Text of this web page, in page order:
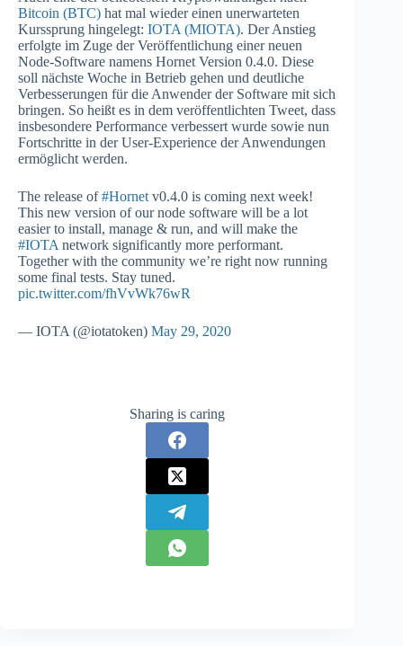
Bitcoin (BTC) hat mal wieder einen unerwarteten
Kurssprung hingelegt: IOTA (MIOTA). Der Anstieg
erfolgte im Zuge der Veröffentlichung einer neuen
Node-Software namens Hornet Version 0.4.0. Diese
soll nächste Woche in Betrieb gehen und deutliche
Verbesserungen für die Anwender der Software mit sich
bringen. So heißt es in dem veröffentlichten Tweet, dass
insbesondere Performance verbessert wurde sowie nun
Fortschritte in der User-Experience der Anwendungen
ermöglicht werden.
The release of#Hornet v0.4.0 is coming next week!
This new version of our node software will be a lot
easier to install, manage & run, and will make the
#IOTA network significantly more performant.
Together with the community we’re right now running
some final tests. Stay tuned.
pic.twitter.com/fhVvWk76wR
— IOTA (@iotatoken) May 29, 2020
Sharing is caring